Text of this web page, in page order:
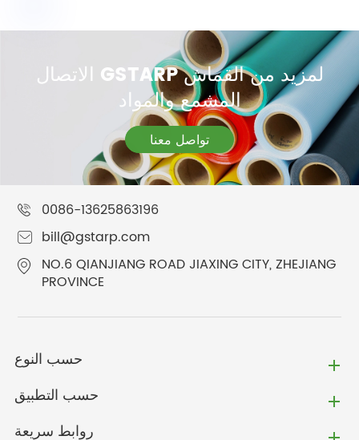
الاتصال GSTARP لمزيد من القماش
المشمع والمواد
تواصل معنا
0086-13625863196
bill@gstarp.com
NO.6 QIANJIANG ROAD JIAXING CITY, ZHEJIANG
PROVINCE
حسب النوع
حسب التطبيق
روابط سريعة